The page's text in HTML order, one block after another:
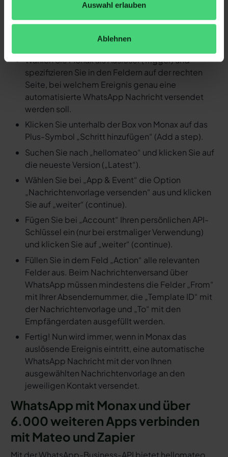
Auswahl erlauben
Ablehnen
Nachricht versenden
erstellen Sie einen neuen Zap.
Wählen Sie Monax als Auslöser (Trigger) und
spezifizieren Sie in den Feldern auf der rechten
Seite, bei welchem Ereignis genau eine
automatisierte WhatsApp Nachricht versendet
werden soll.
Klicken Sie unterhalb der Box von Monax auf das
Plus-Symbol „Schritt hinzufügen“ (Add a step).
Suchen Sie nach „hellomateo“ und klicken Sie auf
die neueste Version („Latest“).
Wählen Sie bei „App & Event“ die Option
„Nachrichtenvorlage versenden“ aus und klicken
Sie auf „weiter“ (continue).
Fügen Sie bei „Account“ Ihren persönlichen API-
Schlüssel ein (nur bei erstmaliger Verwendung)
und klicken Sie auf „weiter“ (continue).
Füllen Sie in dem Feld „Action“ alle relevanten
Felder aus. Beim Nachrichtenversand über
WhatsApp müssen mindestens die Felder „From“
mit Ihrer Absendernummer, die „Template ID“ mit
der Nachrichtenvorlage und „To“ mit den
Empfängerdaten ausgefüllt werden.
Fertig! Nun wird immer, wenn in Monax das
auslösende Ereignis eintritt, eine automatische
WhatsApp Nachricht mit der von Ihnen
ausgewählten Nachrichtenvorlage an den
jeweiligen Kontakt versendet.
WhatsApp mit Monax und über
6.000 weiteren Apps verbinden
mit Mateo und Zapier